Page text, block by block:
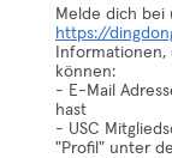
Melde dich bei
https://
können:
- E-Mail
hast
- USC
"Profil" unter